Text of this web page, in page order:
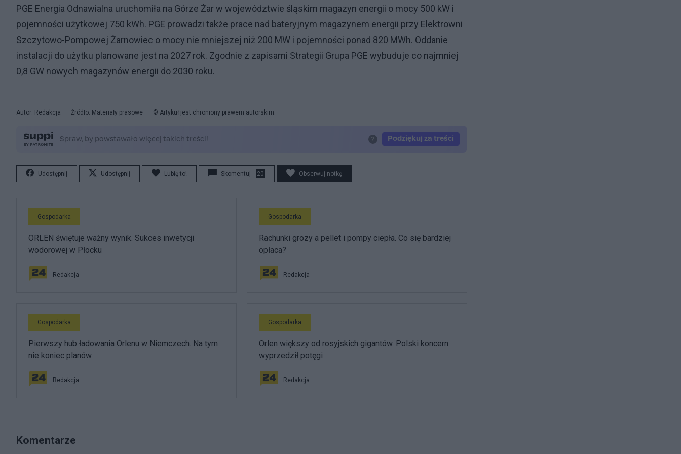
PGE Energia Odnawialna uruchomiła na Górze Żar w województwie śląskim magazyn energii o mocy 500 kW i
pojemności użytkowej 750 kWh. PGE prowadzi także prace nad bateryjnym magazynem energii przy Elektrowni
Szczytowo-Pompowej Żarnowiec o mocy nie mniejszej niż 200 MW i pojemności ponad 820 MWh. Oddanie
instalacji do użytku planowane jest na 2027 rok. Zgodnie z zapisami Strategii Grupa PGE wybuduje co najmniej
0,8 GW nowych magazynów energii do 2030 roku.
Autor: Redakcja Źródło: Materiały prasowe © Artykuł jest chroniony prawem autorskim.
Udostępnij Udostępnij Lubię to! Skomentuj 20 Obserwuj notkę
Gospodarka
ORLEN świętuje ważny wynik. Sukces inwetycji
wodorowej w Płocku
Redakcja
Gospodarka
Rachunki grozy a pellet i pompy ciepła. Co się bardziej
opłaca?
Redakcja
Gospodarka
Pierwszy hub ładowania Orlenu w Niemczech. Na tym
nie koniec planów
Redakcja
Gospodarka
Orlen większy od rosyjskich gigantów. Polski koncern
wyprzedził potęgi
Redakcja
Komentarze